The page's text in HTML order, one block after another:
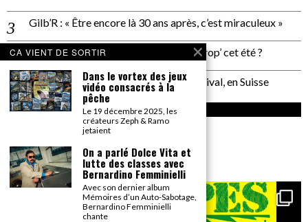
Gilb’R : « Être encore là 30 ans après, c’est miraculeux »
Plage de Rock : et si on allait à Saint Trop’ cet été ?
Un reportage pas neutre au PALP Festival, en Suisse
INSTAGRAM
gonzai_magazine
Seul le détail compte.
CA VIENT DE SORTIR
Dans le vortex des jeux
vidéo consacrés à la
pêche
Le 19 décembre 2025, les
créateurs Zeph & Ramo
jetaient
On a parlé Dolce Vita et
lutte des classes avec
Bernardino Femminielli
Avec son dernier album
Mémoires d’un Auto-Sabotage,
Bernardino Femminielli
chante